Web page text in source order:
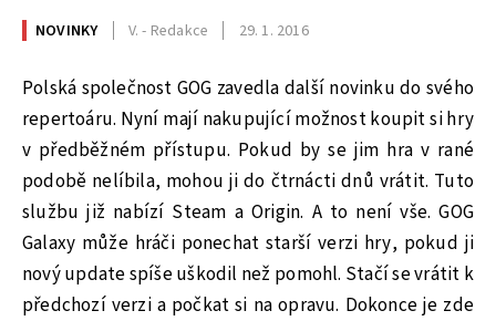
NOVINKY V. - Redakce 29. 1. 2016
Polská společnost GOG zavedla další novinku do svého
repertoáru. Nyní mají nakupující možnost koupit si hry
v předběžném přístupu. Pokud by se jim hra v rané
podobě nelíbila, mohou ji do čtrnácti dnů vrátit. Tuto
službu již nabízí Steam a Origin. A to není vše. GOG
Galaxy může hráči ponechat starší verzi hry, pokud ji
nový update spíše uškodil než pomohl. Stačí se vrátit k
předchozí verzi a počkat si na opravu. Dokonce je zde